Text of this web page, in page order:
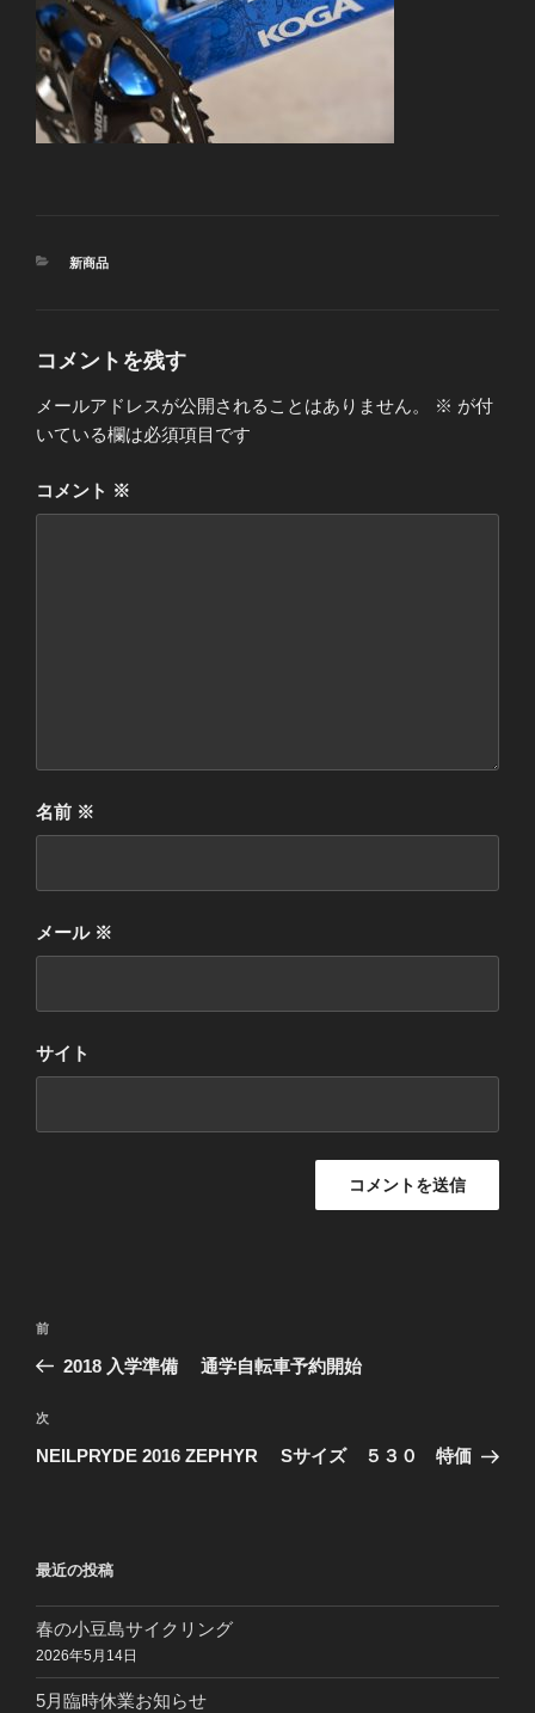
カ
新商品
コメントを残す
メールアドレスが公開されることはありません。 ※ が付
いている欄は必須項目です
コメント ※
名前 ※
メール ※
サイト
投
ビ
ゲ
ン
過
去
投
稿
前
2018 入学準備 通学自転車予約開始
次
の
次
NEILPRYDE 2016 ZEPHYR Sサイズ ５３０ 特価
最近の投稿
春の小豆島サイクリング
2026年5月14日
5月臨時休業お知らせ